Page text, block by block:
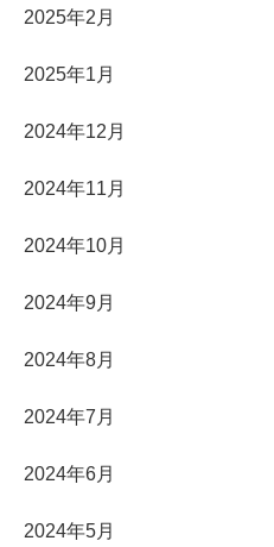
2025年2月
2025年1月
2024年12月
2024年11月
2024年10月
2024年9月
2024年8月
2024年7月
2024年6月
2024年5月